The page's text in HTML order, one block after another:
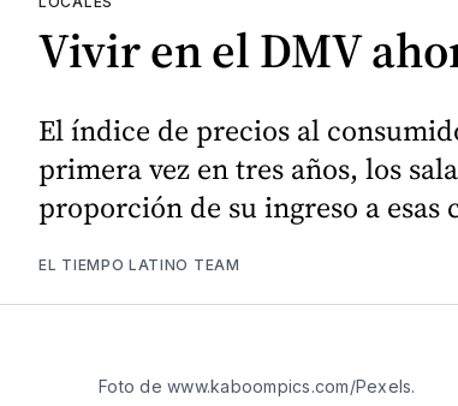
Vivir en el DMV
El índice de precios al
primera vez en tres años, los
proporción de su ingreso a esas
EL TIEMPO LATINO TEAM
Foto de www.kaboompics.com/Pexels.